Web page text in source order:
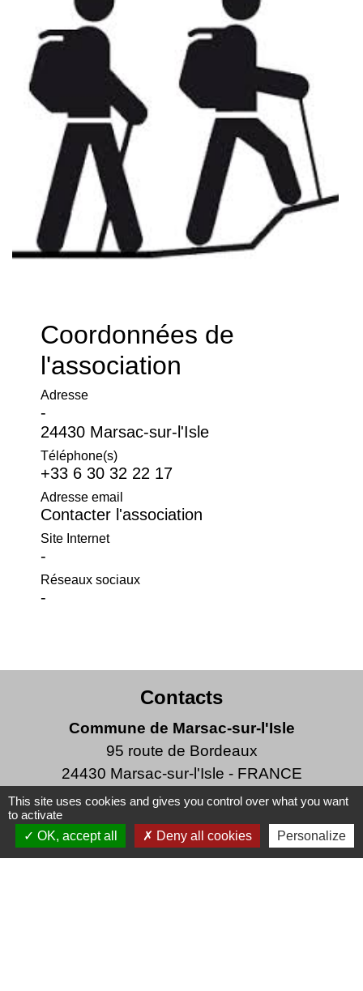
Coordonnées de
l'association
Adresse
-
24430 Marsac-sur-l'Isle
Téléphone(s)
+33 6 30 32 22 17
Adresse email
Contacter l'association
Site Internet
-
Réseaux sociaux
-
Contacts
Commune de Marsac-sur-l'Isle
95 route de Bordeaux
24430 Marsac-sur-l'Isle - FRANCE
+33 5 53 06 47 47
Écrire à la Mairie
This site uses cookies and gives you control over what you want
to activate
OK, accept all
Deny all cookies Personalize